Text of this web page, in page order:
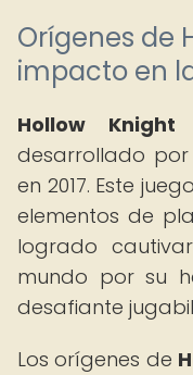
Orígenes de
impacto en
Hollow Knight
desarrollado
en 2017. Este
elementos de
logrado
mundo por su
desafiante
Los orígenes de